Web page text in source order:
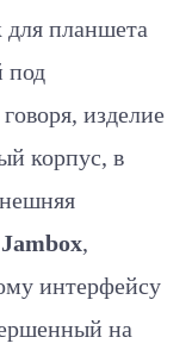
для планшета
под
изделие
корпус, в
,
интерфейсу
на